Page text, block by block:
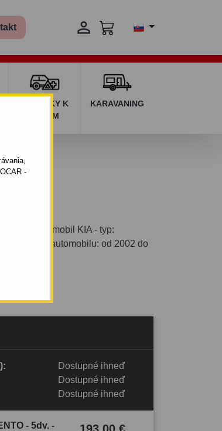
-

DOPLNKY K
AUTÁM
KARAVANING
pre automobil KIA - typ:
výroby automobilu: od 2002 do
Dostupné ihneď
Dostupné ihneď
Dostupné ihneď
- 5dv. -